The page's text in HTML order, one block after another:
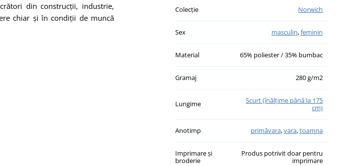
din construcții, industrie,
chiar și în condiții de muncă
Colecție Norwich
Sex masculin,feminin
Material 65% poliester / 35% bumbac
Gramaj 280 g/m2
Lungime
Scurt (înălţime până la 175
cm)
Anotimp primăvara,vara,toamna
Imprimare și
broderie
Produs potrivit doar pentru
imprimare